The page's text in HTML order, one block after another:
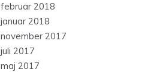
februar 2018
januar 2018
november 2017
juli 2017
maj 2017